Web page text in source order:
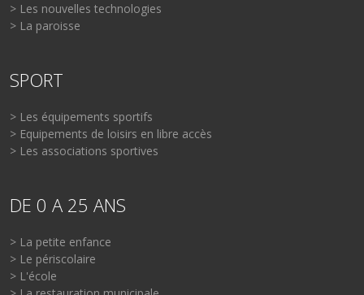
> Les nouvelles technologies
> La paroisse
SPORT
> Les équipements sportifs
> Equipements de loisirs en libre accès
> Les associations sportives
DE 0 A 25 ANS
> La petite enfance
> Le périscolaire
> L'école